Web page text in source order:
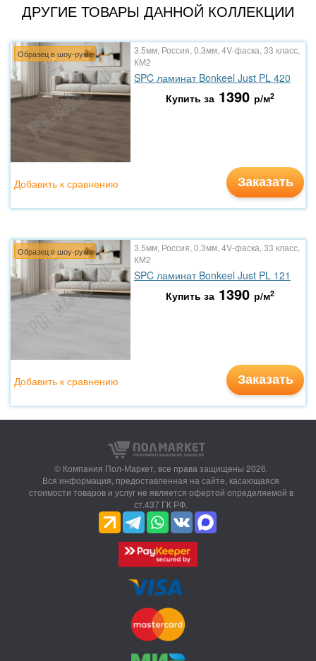
ДРУГИЕ ТОВАРЫ ДАННОЙ КОЛЛЕКЦИИ
Образец в шоу-руме
3.5мм, Россия, 0.3мм, 4V-фаска, 33 класс,
КМ2
SPC ламинат Bonkeel Just PL 420
Купить за 1390 р/м2
Заказать
Добавить к сравнению
Образец в шоу-руме
3.5мм, Россия, 0.3мм, 4V-фаска, 33 класс,
КМ2
SPC ламинат Bonkeel Just PL 121
Купить за 1390 р/м2
Заказать
Добавить к сравнению
© Компания Пол-Маркет, все права защищены 2026.
Вся информация, предоставленная на сайте, касающаяся
стоимости товаров и услуг не является офертой определяемой в
ст.437 ГК РФ.